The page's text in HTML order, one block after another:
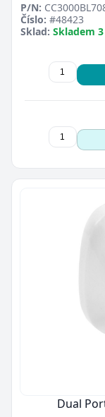
P/N:
Číslo: #48423
Sklad: Skladem
Dual